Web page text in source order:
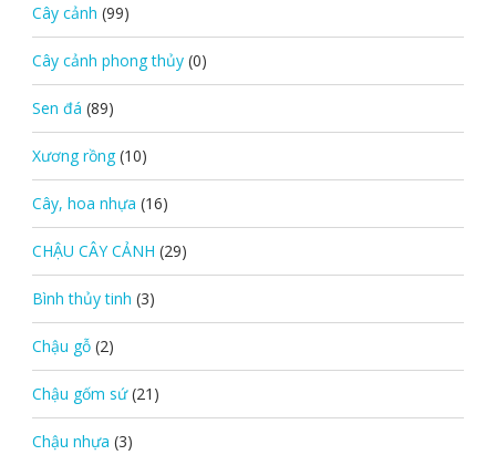
Cây cảnh (99)
Cây cảnh phong thủy (0)
Sen đá (89)
Xương rồng (10)
Cây, hoa nhựa (16)
CHẬU CÂY CẢNH (29)
Bình thủy tinh (3)
Chậu gỗ (2)
Chậu gốm sứ (21)
Chậu nhựa (3)